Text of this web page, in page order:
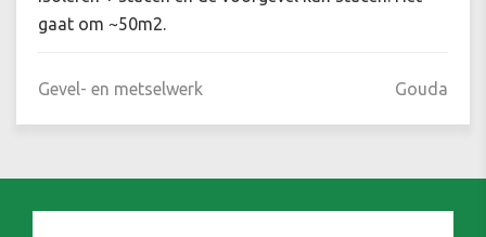
gaat om ~50m2.
Gevel- en metselwerk Gouda